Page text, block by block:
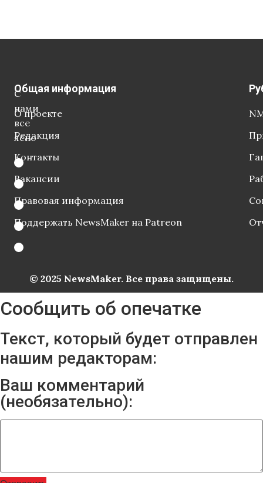
С
нами
все
ясно
Общая информация
О проекте
Редакция
Контакты
Вакансии
Правовая информация
Поддержать NewsMaker на Patreon
© 2025 NewsMaker. Все права защищены.
Сообщить об опечатке
Текст, который будет отправлен
нашим редакторам:
Ваш комментарий
(необязательно):